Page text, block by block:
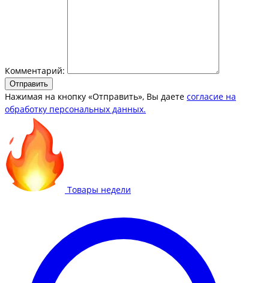
Комментарий:
Отправить
Нажимая на кнопку «Отправить», Вы даете согласие на
обработку персональных данных.
Товары недели